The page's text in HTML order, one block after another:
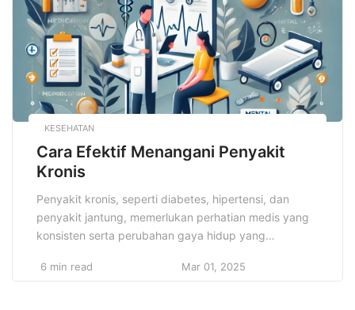
KESEHATAN
Cara Efektif Menangani Penyakit
Kronis
Penyakit kronis, seperti diabetes, hipertensi, dan
penyakit jantung, memerlukan perhatian medis yang
konsisten serta perubahan gaya hidup yang
berarti tidak hanya bergantung pada pengobatan,
6 min read Mar 01, 2025